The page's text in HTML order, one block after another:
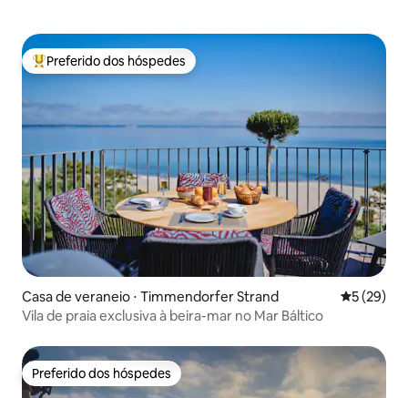
Entre os melhores preferidos dos hóspedes
Preferido dos hóspedes
Casa de veraneio ⋅ Timmendorfer Strand 5 de uma
5 (29)
Vila de praia exclusiva à beira-mar no Mar Báltico
Preferido dos hóspedes
Preferido dos hóspedes